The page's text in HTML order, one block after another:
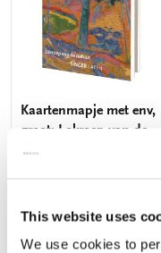
This website uses
We use cookies to
Kaartenmapje met env,
groot: Lokroep van de
natuur, Singer Laren